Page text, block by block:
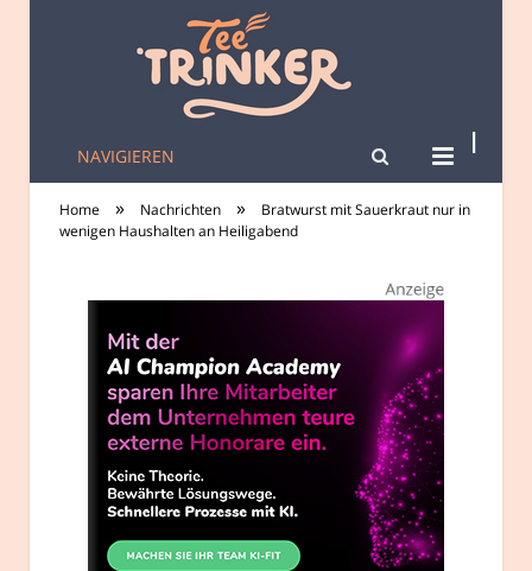
tee-trinker.de
NAVIGIEREN
Home » Nachrichten »
Bratwurst mit Sauerkraut nur in
wenigen Haushalten an Heiligabend